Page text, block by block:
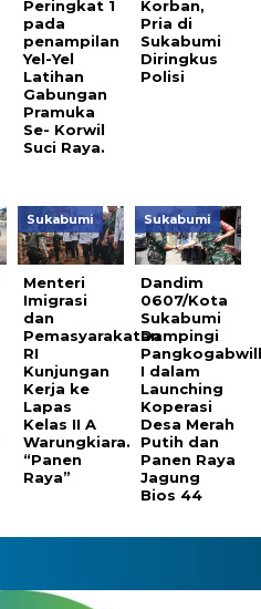
Peringkat 1
pada
penampilan
Yel-Yel
Latihan
Gabungan
Pramuka
Se- Korwil
Suci Raya.
Korban,
Pria di
Sukabumi
Diringkus
Polisi
Sukabumi
Menteri
Imigrasi
dan
Pemasyarakatan
RI
Kunjungan
Kerja ke
Lapas
Kelas II A
Warungkiara.
“Panen
Raya”
Sukabumi
Dandim
0607/Kota
Sukabumi
Dampingi
I dalam
Launching
Koperasi
Desa Merah
Putih dan
Panen Raya
Jagung
Bios 44